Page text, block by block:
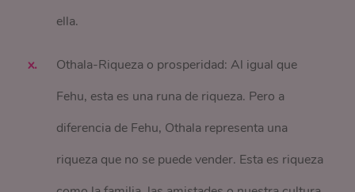
ella.
Othala-Riqueza o prosperidad: Al igual que
Fehu, esta es una runa de riqueza. Pero a
diferencia de Fehu, Othala representa una
riqueza que no se puede vender. Esta es riqueza